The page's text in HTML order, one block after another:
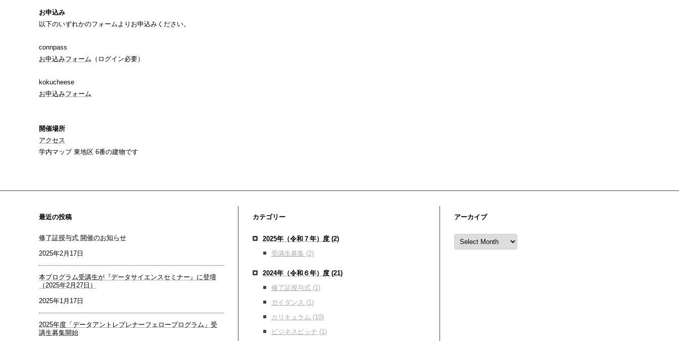
お申込み
以下のいずれかのフォームよりお申込みください。
connpass
お申込みフォーム （ログイン必要）
kokucheese
お申込みフォーム
開催場所
アクセス
学内マップ 東地区 6番の建物です
最近の投稿
修了証授与式 開催のお知らせ
2025年2月17日
本プログラム受講生が『データサイエンスセミナー』に登壇
（2025年2月27日）
2025年1月17日
2025年度「データアントレプレナーフェロープログラム」受
講生募集開始
カテゴリー
2025年（令和７年）度 (2)
受講生募集 (2)
2024年（令和６年）度 (21)
修了証授与式 (1)
ガイダンス (1)
カリキュラム (10)
ビジネスピッチ (1)
アーカイブ